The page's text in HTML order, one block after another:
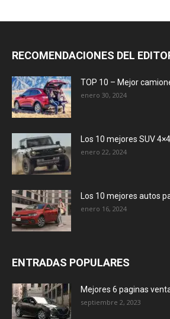
RECOMENDACIONES DEL
TOP 10 – Mejor
enero 30, 2024
Los 10 mejores SUV
enero 22, 2024
Los 10 mejores autos
enero 16, 2024
ENTRADAS POPULARES
Mejores 6 paginas
septiembre 2, 2023